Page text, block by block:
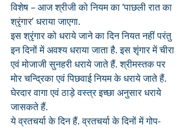
विशेष – आज श्रीजी को नियम का ‘पाछली रात का
श्रृंगार’ धराया जाएगा.
इस श्रृंगार को धराये जाने का दिन नियत नहीं परंतु
इन दिनों में अवश्य धराया जाता है. इस शृंगार में चीरा
एवं मोजाजी सुनहरी धराये जाते हैं. श्रीमस्तक पर
मोर चन्द्रिका एवं पिछवाई नियम के धराये जाते हैं.
घेरदार वागा एवं ठाड़े वस्त्र इच्छा अनुसार धराये
जासकते हैं.
ये व्रतचर्या के दिन हैं. व्रतचर्या के दिनों में गोप-